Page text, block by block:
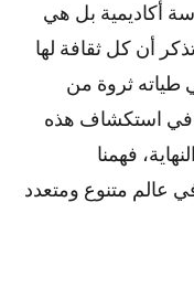
أكاديمية بل هي
أن كل ثقافة لها
طياته ثروة من
في استكشاف هذه
فهمنا
عالم متنوع ومتعدد